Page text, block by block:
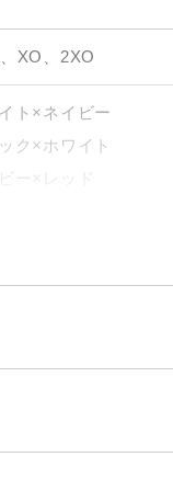
XO、2XO
ト×ネイビー
ク×ホワイト
ー×レッド